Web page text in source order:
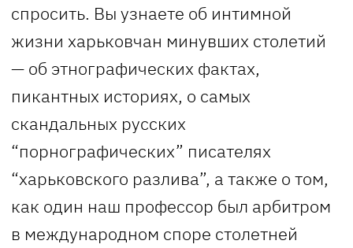
спросить. Вы узнаете об интимной
жизни харьковчан минувших столетий
— об этнографических фактах,
пикантных историях, о самых
скандальных русских
“порнографических” писателях
“харьковского разлива”, а также о том,
как один наш профессор был арбитром
в международном споре столетней